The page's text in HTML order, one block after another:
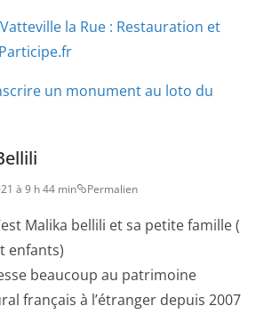
la Rue : Restauration et
un monument au loto du
à 9 h 44 min Permalien
Malika bellili et sa petite famille (
enfants)
beaucoup au patrimoine
français à l’étranger depuis 2007